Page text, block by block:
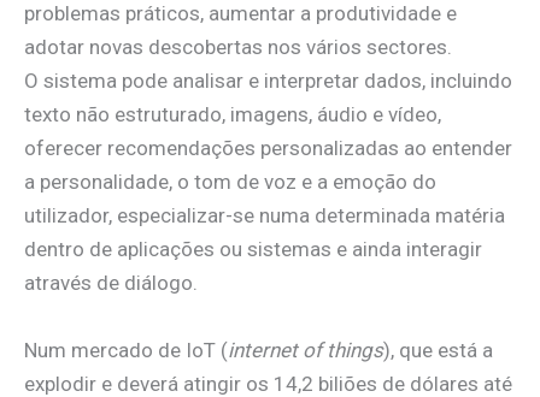
problemas práticos, aumentar a produtividade e
adotar novas descobertas nos vários sectores.
O sistema pode analisar e interpretar dados, incluindo
texto não estruturado, imagens, áudio e vídeo,
oferecer recomendações personalizadas ao entender
a personalidade, o tom de voz e a emoção do
utilizador, especializar-se numa determinada matéria
dentro de aplicações ou sistemas e ainda interagir
através de diálogo.
Num mercado de IoT (internet of things), que está a
explodir e deverá atingir os 14,2 biliões de dólares até